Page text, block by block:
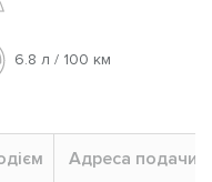
6.8 л / 100 км
Адреса подачи